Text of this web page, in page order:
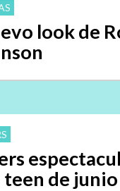
look de
teen de